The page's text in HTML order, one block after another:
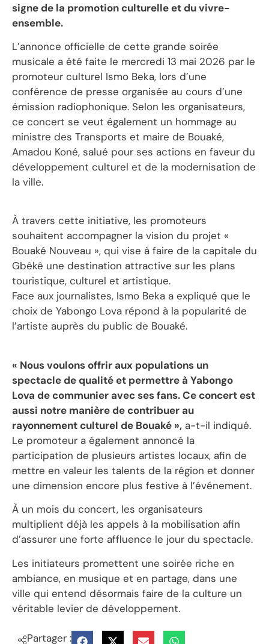
signe de la promotion culturelle et du vivre-
ensemble.
L’annonce officielle de cette grande soirée
musicale a été faite le mercredi 13 mai 2026 par le
promoteur culturel Ismo Beka, lors d’une
conférence de presse organisée au cours d’une
émission radiophonique. Selon les organisateurs,
ce concert se veut également un hommage au
ministre des Transports et maire de Bouaké,
Amadou Koné, salué pour ses actions en faveur du
développement culturel et de la modernisation de
la ville.
À travers cette initiative, les promoteurs
souhaitent accompagner la vision du projet «
Bouaké Nouveau », qui vise à faire de la capitale du
Gbêkê une destination attractive sur les plans
touristique, culturel et artistique.
Face aux journalistes, Ismo Beka a expliqué que le
choix de Yabongo Lova répond à la popularité de
l’artiste auprès du public de Bouaké.
« Nous voulons offrir aux populations un
spectacle de qualité et permettre à Yabongo
Lova de communier avec ses fans. Ce concert est
aussi notre manière de contribuer au
rayonnement culturel de Bouaké », a-t-il indiqué.
Le promoteur a également annoncé la
participation de plusieurs artistes locaux, afin de
mettre en valeur les talents de la région et donner
une dimension encore plus festive à l’événement.
À un mois du concert, les organisateurs
multiplient déjà les appels à la mobilisation afin
d’assurer une forte affluence le jour du spectacle.
Les initiateurs promettent une soirée riche en
ambiance, en musique et en partage, dans une
ville qui entend désormais faire de la culture un
véritable levier de développement.
Partager :